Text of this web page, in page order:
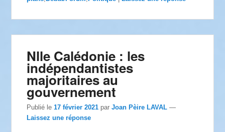
Nlle Calédonie : les
indépendantistes
majoritaires au
gouvernement
Publié le17 février 2021 parJoan Pèire LAVAL —
Laissez une réponse